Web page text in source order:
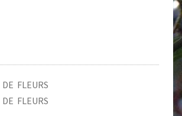
FLEURS
FLEURS